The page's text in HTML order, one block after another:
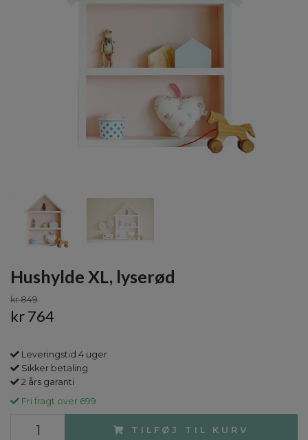
Hushylde XL, lyserød
kr 849
kr 764
Leveringstid 4 uger
Sikker betaling
2 års garanti
Fri fragt over 699
TILFØJ TIL KURV